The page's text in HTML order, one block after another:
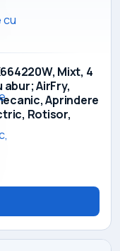
Mixt, 4
AirFry,
Aprindere
Rotisor,